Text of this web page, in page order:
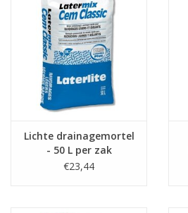
Lichte drainagemortel
- 50 L per zak
€23,44